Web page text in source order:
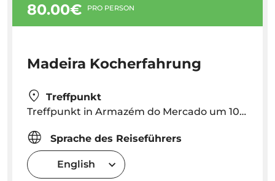
80.00€ PRO PERSON
Madeira Kocherfahrung
Treffpunkt
Treffpunkt in Armazém do Mercado um 10:00 Uhr (hinter dem Bauernmarkt, Straße Rua do Hospital Velho, Nr. 28);
Sprache des Reiseführers
English